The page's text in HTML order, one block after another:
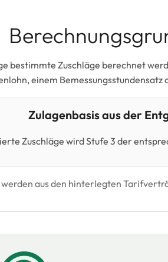
bestimmte Zuschläge berechnet
einem
Zulagenbasis aus der
Zuschläge wird Stufe 3 der
aus den hinterlegten